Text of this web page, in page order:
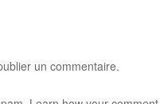
un commentaire.